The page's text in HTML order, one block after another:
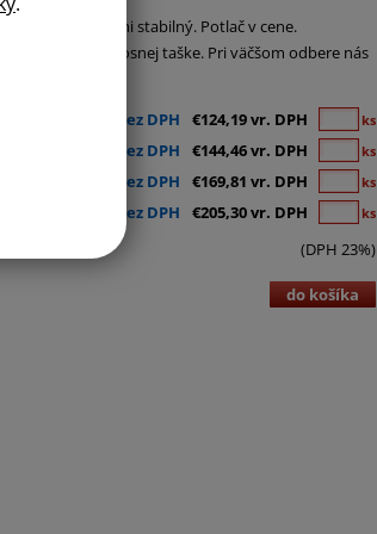
podstavou. Veľmi stabilný. Potlač v cene.
v prenosnej taške. Pri väčšom odbere nás
€100,97 bez DPH €124,19 vr. DPH ks
€117,45 bez DPH €144,46 vr. DPH ks
€138,06 bez DPH €169,81 vr. DPH ks
€166,91 bez DPH €205,30 vr. DPH ks
(DPH 23%)
do košíka